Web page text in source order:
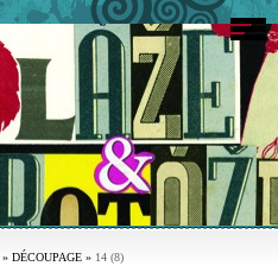
» DÉCOUPAGE » 14 (8)